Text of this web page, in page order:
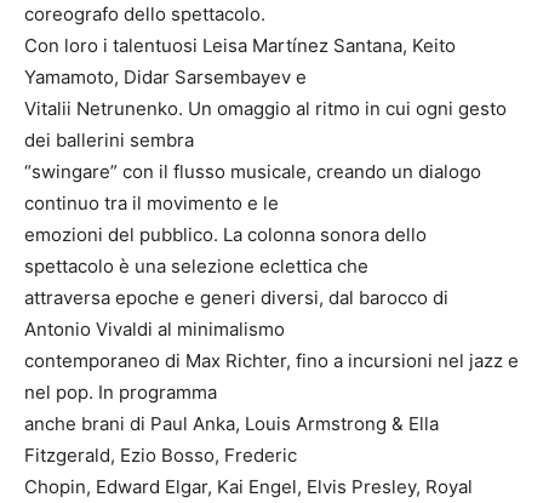
coreografo dello spettacolo.
Con loro i talentuosi Leisa Martínez Santana, Keito
Yamamoto, Didar Sarsembayev e
Vitalii Netrunenko. Un omaggio al ritmo in cui ogni gesto
dei ballerini sembra
“swingare” con il flusso musicale, creando un dialogo
continuo tra il movimento e le
emozioni del pubblico. La colonna sonora dello
spettacolo è una selezione eclettica che
attraversa epoche e generi diversi, dal barocco di
Antonio Vivaldi al minimalismo
contemporaneo di Max Richter, fino a incursioni nel jazz e
nel pop. In programma
anche brani di Paul Anka, Louis Armstrong & Ella
Fitzgerald, Ezio Bosso, Frederic
Chopin, Edward Elgar, Kai Engel, Elvis Presley, Royal